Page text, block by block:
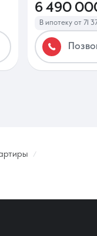
6 490
В ипотеку от 71